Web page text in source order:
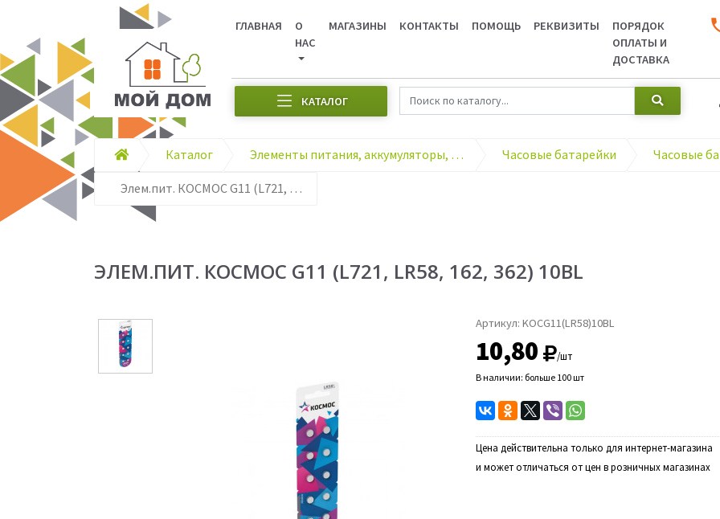
ГЛАВНАЯ
О
НАС
МАГАЗИНЫ КОНТАКТЫ ПОМОЩЬ РЕКВИЗИТЫ
ПОРЯДОК
ОПЛАТЫ И
ДОСТАВКА
КАТАЛОГ
Каталог Элементы питания, аккумуляторы, зарядные устройства Часовые батарейки
Элем.пит. КОСМОС G11 (L721, LR58, 162, 362) 10BL
ЭЛЕМ.ПИТ. КОСМОС G11 (L721, LR58, 162, 362) 10BL
Артикул: KOCG11(LR58)10BL
10,80 /шт
В наличии: больше 100 шт
Цена действительна только для интернет-магазина
и может отличаться от цен в розничных магазинах